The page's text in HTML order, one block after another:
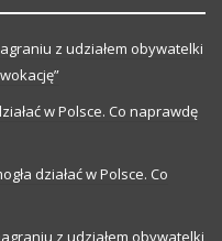
z udziałem obywatelki
w Polsce. Co naprawdę
działać w Polsce. Co
z udziałem obywatelki